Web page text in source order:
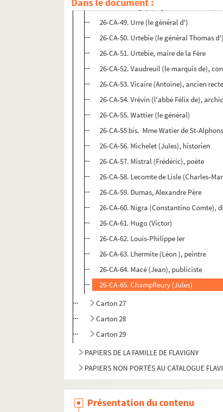
26-CA-48. Tugny (le général baron de),
26-CA-49. Urre (le général d')
26-CA-50. Urtebie (le général Thomas
26-CA-51. Urtebie, maire de la Fère
26-CA-52. Vaudreuil (le marquis de),
26-CA-53. Vicaire (Antoine), ancien
26-CA-54. Vrévin (l'abbé Félix de),
26-CA-55. Wattier (le général)
26-CA-55 bis. Mme Watier de St-
26-CA-56. Michelet (Jules), historien
26-CA-57. Mistral (Frédéric), poète
26-CA-58. Lecomte de Lisle (Charles-
26-CA-59. Dumas, Alexandre Père
26-CA-60. Nigra (Constantino Comte),
26-CA-61. Hugo (Victor)
26-CA-62. Louis-Philippe Ier
26-CA-63. Lhermite (Léon ), peintre
26-CA-64. Macé (Jean), publiciste
26-CA-65. Champfleury (Jules)
Carton 27
Carton 28
Carton 29
PAPIERS DE LA FAMILLE DE FLAVIGNY
PAPIERS NON PORTÉS AU CATALOGUE
Présentation du contenu